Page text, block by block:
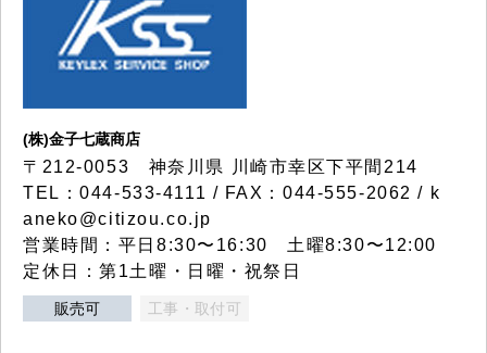
(株)金子七蔵商店
〒212-0053 神奈川県 川崎市幸区下平間214
TEL：044-533-4111 / FAX：044-555-2062 / k
aneko@citizou.co.jp
営業時間：平日8:30〜16:30 土曜8:30〜12:00
定休日：第1土曜・日曜・祝祭日
販売可 工事・取付可